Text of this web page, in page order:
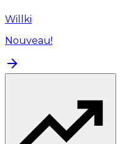
Willki
Nouveau!